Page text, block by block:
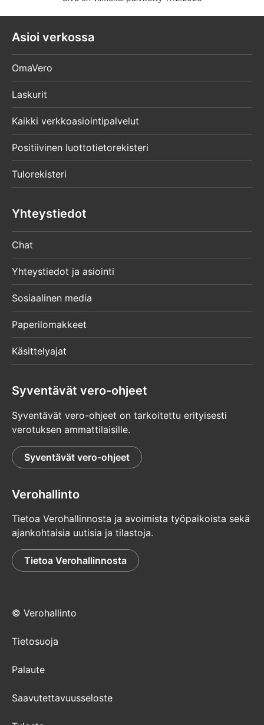
Asioi verkossa
OmaVero
Laskurit
Kaikki verkkoasiointipalvelut
Positiivinen luottotietorekisteri
Tulorekisteri
Yhteystiedot
Chat
Yhteystiedot ja asiointi
Sosiaalinen media
Paperilomakkeet
Käsittelyajat
Syventävät vero-ohjeet
Syventävät vero-ohjeet on tarkoitettu erityisesti
verotuksen ammattilaisille.
Syventävät vero-ohjeet
Verohallinto
Tietoa Verohallinnosta ja avoimista työpaikoista sekä
ajankohtaisia uutisia ja tilastoja.
Tietoa Verohallinnosta
© Verohallinto
Tietosuoja
Palaute
Saavutettavuusseloste